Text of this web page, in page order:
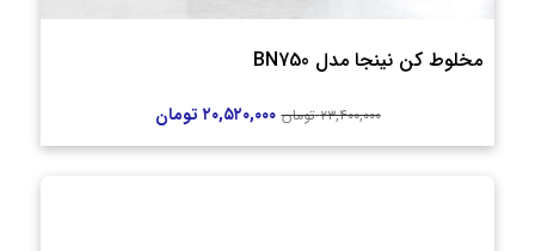
مخلوط کن نینجا مدل BN750
۲۳,۴۰۰,۰۰۰ تومان ۲۰,۵۲۰,۰۰۰ تومان